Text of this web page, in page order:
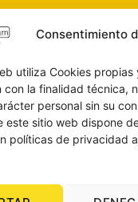
Consentimiento
utiliza Cookies
con la finalidad técnica,
personal sin su
este sitio web dispone
políticas de privacidad